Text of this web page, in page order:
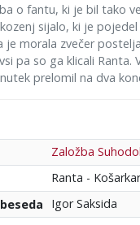
o fantu, ki je bil tako
sijalo, ki je
je morala zvečer
pa so ga klicali
prelomil na dva
Založba
Ranta -
Igor Saksida